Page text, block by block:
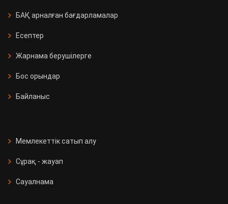
БАҚ арналған бағдарламалар
Есептер
Жарнама берушілерге
Бос орындар
Байланыс
Мемлекеттік сатып алу
Сұрақ - жауап
Сауалнама